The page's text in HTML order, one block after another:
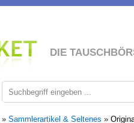
DIE
» Sammlerartikel & Seltenes »